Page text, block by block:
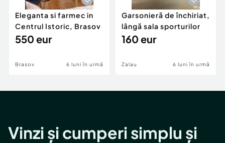
Eleganta si farmec in
Centrul Istoric, Brasov
550 eur
Brasov 6 luni în urmă
Garsonieră de închiriat,
lângă sala sporturilor
160 eur
Zalau 6 luni în urmă
Vinzi și cumperi simplu și